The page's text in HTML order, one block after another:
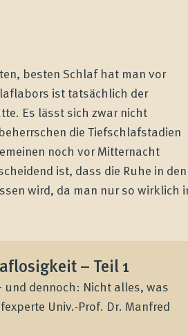
besten Schlaf hat man vor
ist tatsächlich der
Es lässt sich zwar nicht
die Tiefschlafstadien
noch vor Mitternacht
ist, dass die Ruhe in den
wird, da man nur so wirklich
– Teil 1
und dennoch: Nicht alles, was
Univ.-Prof. Dr. Manfred